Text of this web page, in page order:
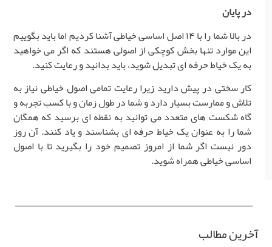
در پایان
در بالا شما را با ۱۴ اصل اساسی خیاطی آشنا کردیم اما باید بگوییم
این موارد تنها بخش کوچکی از اصولی هستند که اگر می خواهید
به یک خیاط حرفه ای تبدیل شوید، باید بدانید و رعایت کنید.
کار سختی در پیش دارید زیرا رعایت تمامی اصول خیاطی نیاز به
تلاش و ممارست بسیار دارد و شما در طول زمان و با کسب تجربه و
گاه شکست های متعدد می توانید به نقطه ای برسید که همگان
شما را به عنوان یک خیاط حرفه ای بشناسند و یاد کنند. آن روز
دور نیست اگر شما از امروز تصمیم خود را بگیرید تا با اصول
اساسی خیاطی همراه شوید.
آخرین مطالب